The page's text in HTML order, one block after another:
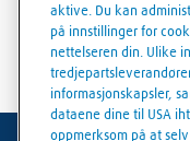
aktive. Du kan
på innstillinger for
nettelseren din. Ulike
informasjonskapsler,
dataene dine til USA
oppmerksom på at